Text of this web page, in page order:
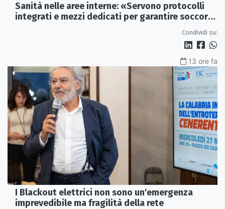
Sanità nelle aree interne: «Servono protocolli
integrati e mezzi dedicati per garantire soccorsi
Condividi su:
13 ore fa
I Blackout elettrici non sono un'emergenza
imprevedibile ma fragilità della rete